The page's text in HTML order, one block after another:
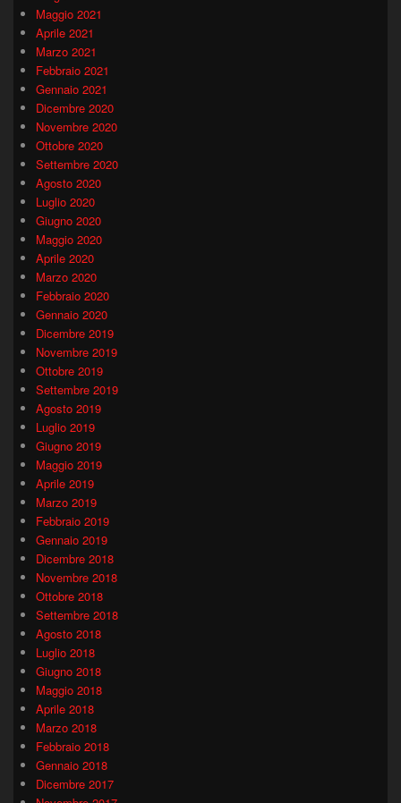
Maggio 2021
Aprile 2021
Marzo 2021
Febbraio 2021
Gennaio 2021
Dicembre 2020
Novembre 2020
Ottobre 2020
Settembre 2020
Agosto 2020
Luglio 2020
Giugno 2020
Maggio 2020
Aprile 2020
Marzo 2020
Febbraio 2020
Gennaio 2020
Dicembre 2019
Novembre 2019
Ottobre 2019
Settembre 2019
Agosto 2019
Luglio 2019
Giugno 2019
Maggio 2019
Aprile 2019
Marzo 2019
Febbraio 2019
Gennaio 2019
Dicembre 2018
Novembre 2018
Ottobre 2018
Settembre 2018
Agosto 2018
Luglio 2018
Giugno 2018
Maggio 2018
Aprile 2018
Marzo 2018
Febbraio 2018
Gennaio 2018
Dicembre 2017